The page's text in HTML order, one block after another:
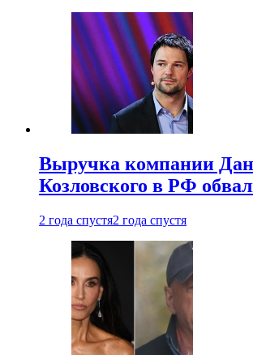
Выручка компании
Козловского в РФ
2 года спустя2 года спустя